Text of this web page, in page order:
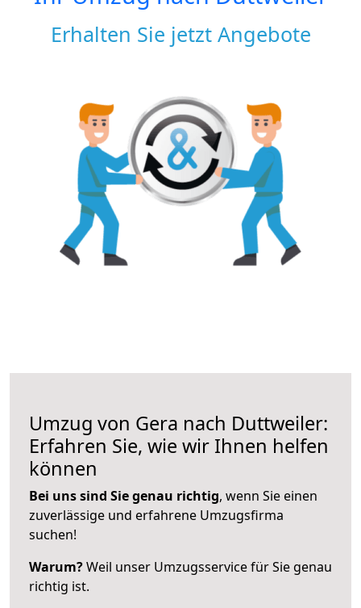
Erhalten Sie jetzt Angebote
Umzug von Gera nach Duttweiler:
Erfahren Sie, wie wir Ihnen helfen
können
Bei uns sind Sie genau richtig, wenn Sie einen
zuverlässige und erfahrene Umzugsfirma
suchen!
Warum?Weil unser Umzugsservice für Sie genau
richtig ist.